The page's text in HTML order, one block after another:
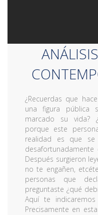
¿Recuerdas que
una figura pública
marcado su vida?
porque este
realidad es que
Después surgieron
no te engañen,
personas que
preguntaste ¿qué
Aquí te
Precisamente en